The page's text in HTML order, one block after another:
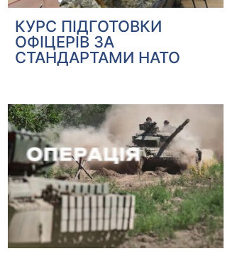
КУРС ПІДГОТОВКИ
ОФІЦЕРІВ ЗА
СТАНДАРТАМИ НАТО